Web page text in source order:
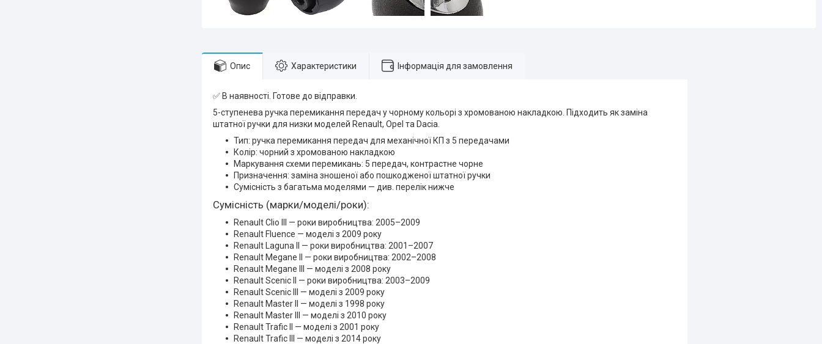
Опис Характеристики Інформація для замовлення
✅ В наявності. Готове до відправки.
5-ступенева ручка перемикання передач у чорному кольорі з хромованою накладкою. Підходить як заміна
штатної ручки для низки моделей Renault, Opel та Dacia.
Тип: ручка перемикання передач для механічної КП з 5 передачами
Колір: чорний з хромованою накладкою
Маркування схеми перемикань: 5 передач, контрастне чорне
Призначення: заміна зношеної або пошкодженої штатної ручки
Сумісність з багатьма моделями — див. перелік нижче
Сумісність (марки/моделі/роки):
Renault Clio III — роки виробництва: 2005–2009
Renault Fluence — моделі з 2009 року
Renault Laguna II — роки виробництва: 2001–2007
Renault Megane II — роки виробництва: 2002–2008
Renault Megane III — моделі з 2008 року
Renault Scenic II — роки виробництва: 2003–2009
Renault Scenic III — моделі з 2009 року
Renault Master II — моделі з 1998 року
Renault Master III — моделі з 2010 року
Renault Trafic II — моделі з 2001 року
Renault Trafic III — моделі з 2014 року